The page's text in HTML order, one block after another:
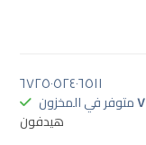
٦٧٢٥٠٥٢٤٠٦٥١١
٧متوفر في المخزون
هيدفون